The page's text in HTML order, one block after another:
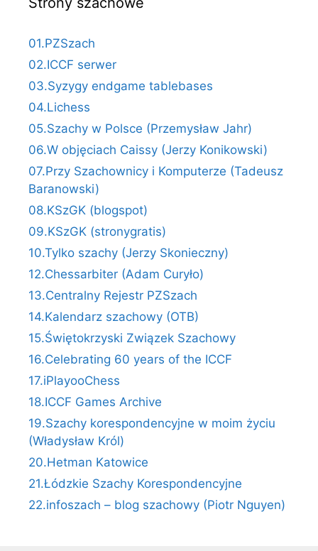
01.PZSzach
02.ICCF serwer
03.Syzygy endgame tablebases
04.Lichess
05.Szachy w Polsce (Przemysław Jahr)
06.W objęciach Caissy (Jerzy Konikowski)
07.Przy Szachownicy i Komputerze (Tadeusz
Baranowski)
08.KSzGK (blogspot)
09.KSzGK (stronygratis)
10.Tylko szachy (Jerzy Skonieczny)
12.Chessarbiter (Adam Curyło)
13.Centralny Rejestr PZSzach
14.Kalendarz szachowy (OTB)
15.Świętokrzyski Związek Szachowy
16.Celebrating 60 years of the ICCF
17.iPlayooChess
18.ICCF Games Archive
19.Szachy korespondencyjne w moim życiu
(Władysław Król)
20.Hetman Katowice
21.Łódzkie Szachy Korespondencyjne
22.infoszach – blog szachowy (Piotr Nguyen)